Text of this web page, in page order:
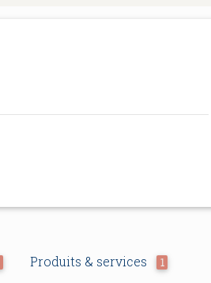
Produits & services 1